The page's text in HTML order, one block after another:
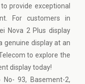
provide exceptional
For customers in
Nova 2 Plus display
genuine display at an
to explore the
display today!
93, Basement-2,